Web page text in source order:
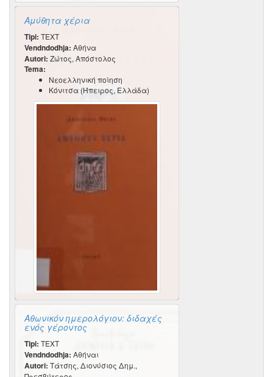
Αμύθητα χέρια
Tipi: TEXT
Vendndodhja: Αθήνα
Autori: Ζώτος, Απόστολος
Tema:
Νεοελληνική ποίηση
Κόνιτσα (Ήπειρος, Ελλάδα)
Αθωνικόν ημερολόγιον: διδαχές
ενός γέροντος
Tipi: TEXT
Vendndodhja: Αθήναι
Autori: Τάτσης, Διονύσιος Δημ.,